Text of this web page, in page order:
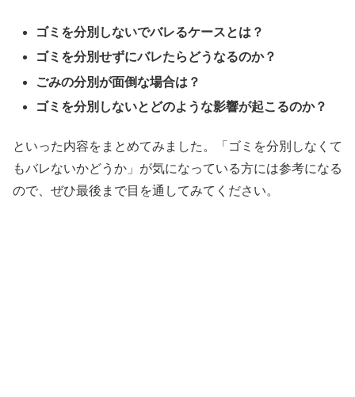
ゴミを分別しないでバレるケースとは？
ゴミを分別せずにバレたらどうなるのか？
ごみの分別が面倒な場合は？
ゴミを分別しないとどのような影響が起こるのか？
といった内容をまとめてみました。「ゴミを分別しなくて
もバレないかどうか」が気になっている方には参考になる
ので、ぜひ最後まで目を通してみてください。